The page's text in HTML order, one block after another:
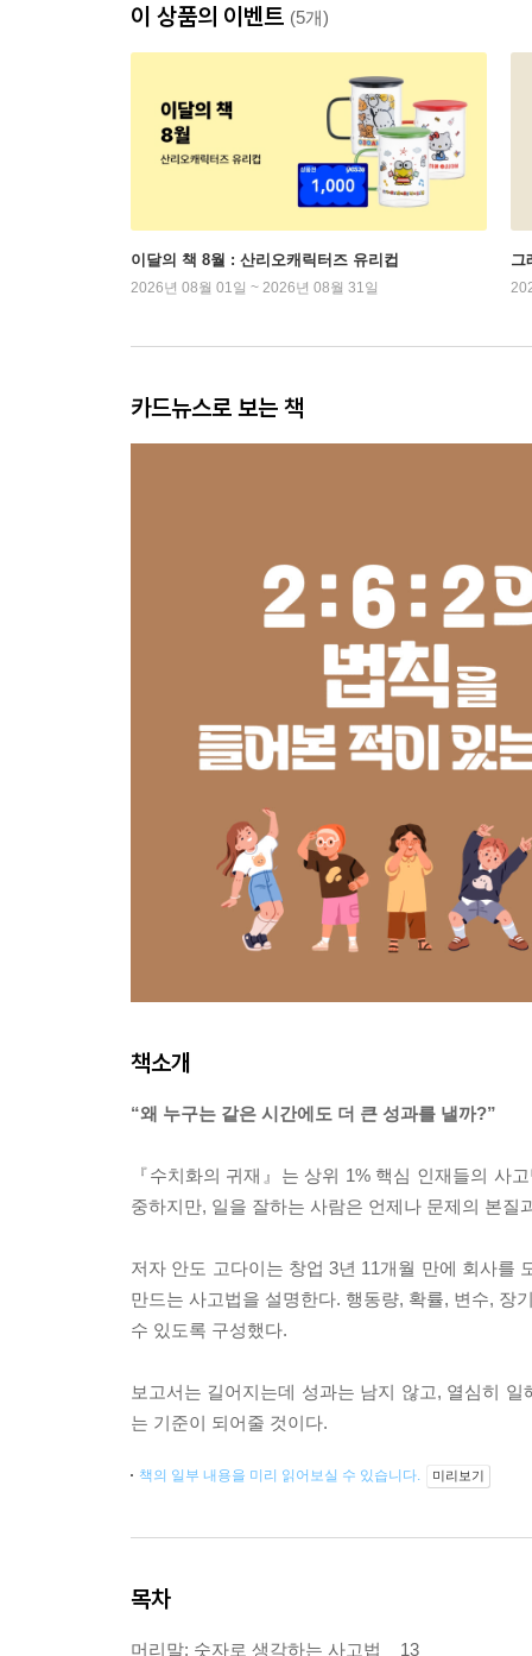
이 상품의 이벤트 (5개)
이달의 책 8월 : 산리오캐릭터즈 유리컵
2026년 08월 01일 ~ 2026년 08월 31일
그
카드뉴스로 보는 책
책소개
“왜 누구는 같은 시간에도 더 큰 성과를 낼까?”
『수치화의 귀재』는 상위 1% 핵심 인재들의 사
중하지만, 일을 잘하는 사람은 언제나 문제의 본질
저자 안도 고다이는 창업 3년 11개월 만에 회사를
만드는 사고법을 설명한다. 행동량, 확률, 변수, 장
수 있도록 구성했다.
보고서는 길어지는데 성과는 남지 않고, 열심히
는 기준이 되어줄 것이다.
책의 일부 내용을 미리 읽어보실 수 있습니다. 미리보기
목차
머리말: 숫자로 생각하는 사고법 _ 13